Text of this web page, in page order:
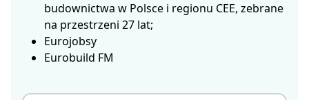
budownictwa w Polsce i regionu CEE, zebrane
na przestrzeni 27 lat;
Eurojobsy
Eurobuild FM